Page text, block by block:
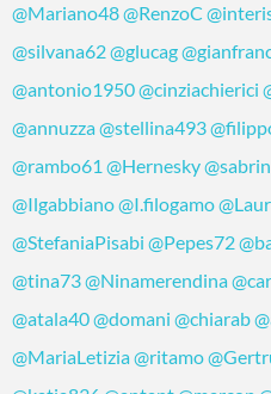
@Mariano48@RenzoC
@silvana62@glucag
@antonio1950@cinziachierici
@annuzza@stellina493
@rambo61 @Hernesky
@Ilgabbiano@I.filogamo
@StefaniaPisabi @Pepes72
@tina73@Ninamerendina
@atala40@domani @chiarab
@MariaLetizia@ritamo